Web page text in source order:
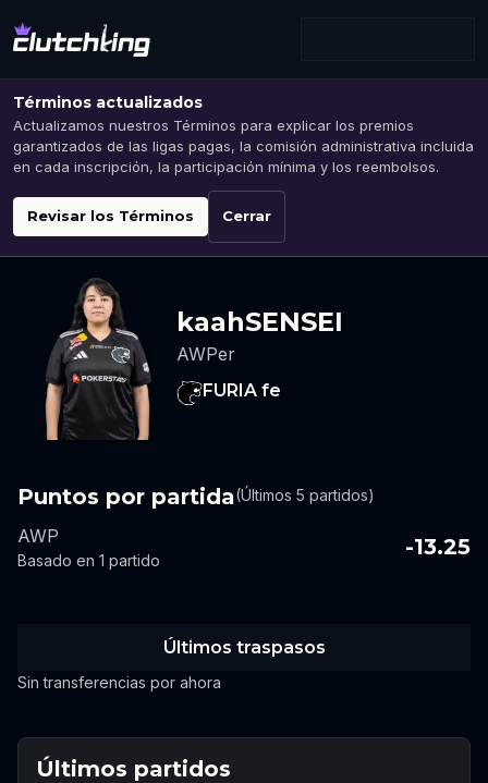
Términos actualizados
Actualizamos nuestros Términos para explicar los premios
garantizados de las ligas pagas, la comisión administrativa incluida
en cada inscripción, la participación mínima y los reembolsos.
Revisar los Términos Cerrar
kaahSENSEI
AWPer
FURIA fe
Puntos por partida(Últimos 5 partidos)
AWP
Basado en 1 partido -13.25
Últimos traspasos
Sin transferencias por ahora
Últimos partidos